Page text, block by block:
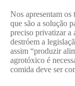
Nos apresentam os
que são a solução
preciso privatizar a
destróem a
assim “produzir
agrotóxico é
comida deve ser